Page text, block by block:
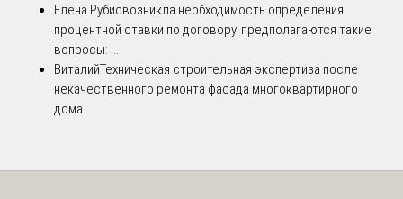
Елена Рубисвозникла необходимость определения
процентной ставки по договору. предполагаются такие
вопросы: ...
ВиталийТехническая строительная экспертиза после
некачественного ремонта фасада многоквартирного
дома